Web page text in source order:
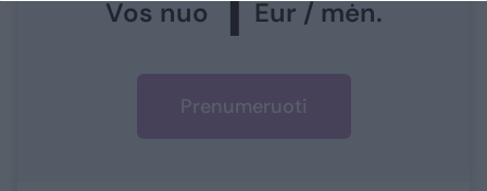
Vos nuo Eur / mėn.
Prenumeruoti